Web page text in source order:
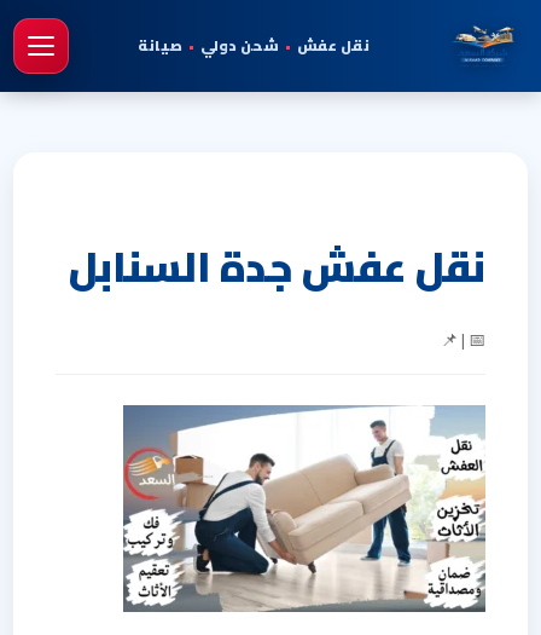
نقل عفش • شحن دولي • صيانة
نقل عفش جدة السنابل
📅 | 📌